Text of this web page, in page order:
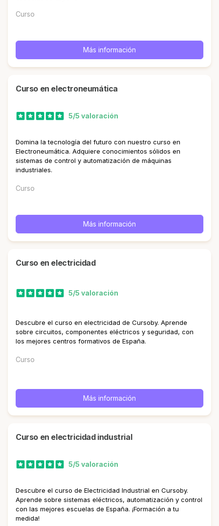
Curso
Más información
curso en electroneumática
5/5 valoración
Domina la tecnología del futuro con nuestro curso en
Electroneumática. Adquiere conocimientos sólidos en
sistemas de control y automatización de máquinas
industriales.
Curso
Más información
curso en electricidad
5/5 valoración
Descubre el curso en electricidad de Cursoby. Aprende
sobre circuitos, componentes eléctricos y seguridad, con
los mejores centros formativos de España.
Curso
Más información
curso en electricidad industrial
5/5 valoración
Descubre el curso de Electricidad Industrial en Cursoby.
Aprende sobre sistemas eléctricos, automatización y control
con las mejores escuelas de España. ¡Formación a tu
medida!